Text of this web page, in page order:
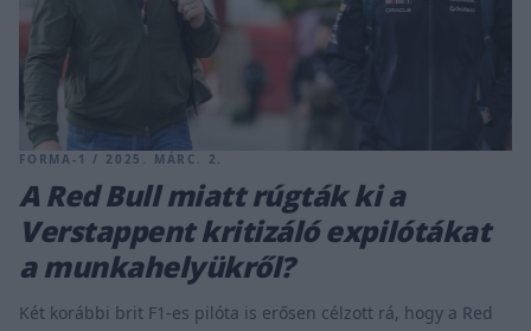
FORMA-1 / 2025. MÁRC. 2.
A Red Bull miatt rúgták ki a
Verstappent kritizáló expilótákat
a munkahelyükről?
Két korábbi brit F1-es pilóta is erősen célzott rá, hogy a Red